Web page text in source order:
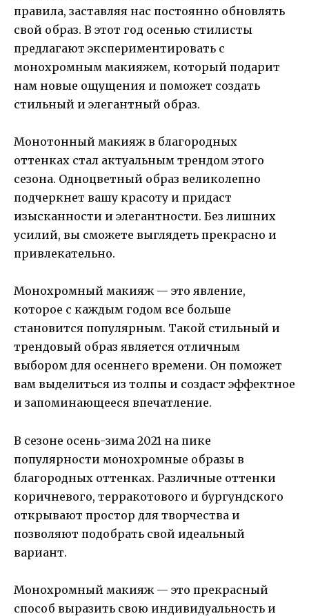
правила, заставляя нас постоянно обновлять
свой образ. В этот год осенью стилисты
предлагают экспериментировать с
монохромным макияжем, который подарит
нам новые ощущения и поможет создать
стильный и элегантный образ.
Монотонный макияж в благородных
оттенках стал актуальным трендом этого
сезона. Одноцветный образ великолепно
подчеркнет вашу красоту и придаст
изысканности и элегантности. Без лишних
усилий, вы сможете выглядеть прекрасно и
привлекательно.
Монохромный макияж — это явление,
которое с каждым годом все больше
становится популярным. Такой стильный и
трендовый образ является отличным
выбором для осеннего времени. Он поможет
вам выделиться из толпы и создаст эффектное
и запоминающееся впечатление.
В сезоне осень-зима 2021 на пике
популярности монохромные образы в
благородных оттенках. Различные оттенки
коричневого, терракотового и бургундского
открывают простор для творчества и
позволяют подобрать свой идеальный
вариант.
Монохромный макияж — это прекрасный
способ выразить свою индивидуальность и